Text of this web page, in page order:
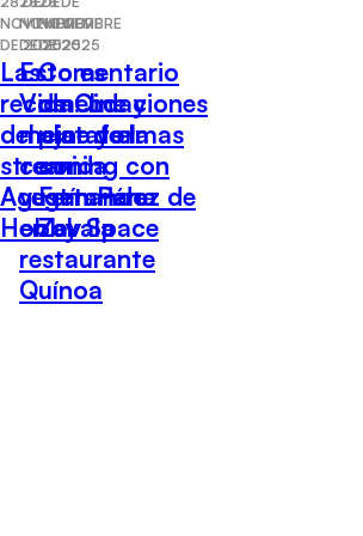
NOVIEMBRE
DE 2025
Las
recomendaciones
del cine y el
streaming con
Agustín Pérez de
Hobby Space
NOVIEMBRE
DE 2025
Esto es
Vida: Lo
mejor de la
comida
vegetariana
en el
restaurante
Quínoa
NOVIEMBRE
DE 2025
Comentario
de Cine y
plataformas
con
Fernando
Zavala